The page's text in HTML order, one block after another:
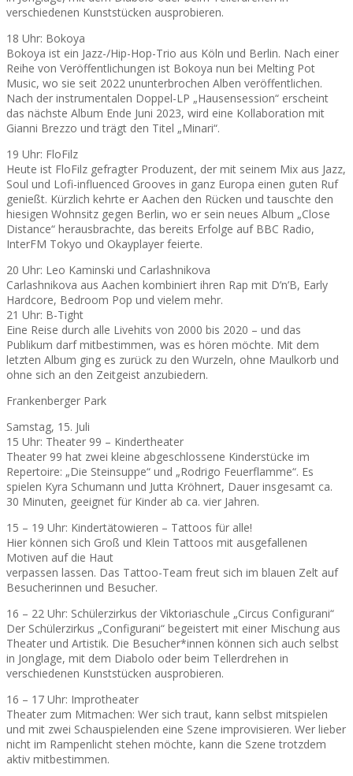
verschiedenen Kunststücken ausprobieren.
18 Uhr: Bokoya
Bokoya ist ein Jazz-/Hip-Hop-Trio aus Köln und Berlin. Nach einer
Reihe von Veröffentlichungen ist Bokoya nun bei Melting Pot
Music, wo sie seit 2022 ununterbrochen Alben veröffentlichen.
Nach der instrumentalen Doppel-LP „Hausensession“ erscheint
das nächste Album Ende Juni 2023, wird eine Kollaboration mit
Gianni Brezzo und trägt den Titel „Minari“.
19 Uhr: FloFilz
Heute ist FloFilz gefragter Produzent, der mit seinem Mix aus Jazz,
Soul und Lofi-influenced Grooves in ganz Europa einen guten Ruf
genießt. Kürzlich kehrte er Aachen den Rücken und tauschte den
hiesigen Wohnsitz gegen Berlin, wo er sein neues Album „Close
Distance“ herausbrachte, das bereits Erfolge auf BBC Radio,
InterFM Tokyo und Okayplayer feierte.
20 Uhr: Leo Kaminski und Carlashnikova
Carlashnikova aus Aachen kombiniert ihren Rap mit D’n’B, Early
Hardcore, Bedroom Pop und vielem mehr.
21 Uhr: B-Tight
Eine Reise durch alle Livehits von 2000 bis 2020 – und das
Publikum darf mitbestimmen, was es hören möchte. Mit dem
letzten Album ging es zurück zu den Wurzeln, ohne Maulkorb und
ohne sich an den Zeitgeist anzubiedern.
Frankenberger Park
Samstag, 15. Juli
15 Uhr: Theater 99 – Kindertheater
Theater 99 hat zwei kleine abgeschlossene Kinderstücke im
Repertoire: „Die Steinsuppe“ und „Rodrigo Feuerflamme“. Es
spielen Kyra Schumann und Jutta Kröhnert, Dauer insgesamt ca.
30 Minuten, geeignet für Kinder ab ca. vier Jahren.
15 – 19 Uhr: Kindertätowieren – Tattoos für alle!
Hier können sich Groß und Klein Tattoos mit ausgefallenen
Motiven auf die Haut
verpassen lassen. Das Tattoo-Team freut sich im blauen Zelt auf
Besucherinnen und Besucher.
16 – 22 Uhr: Schülerzirkus der Viktoriaschule „Circus Configurani“
Der Schülerzirkus „Configurani“ begeistert mit einer Mischung aus
Theater und Artistik. Die Besucher*innen können sich auch selbst
in Jonglage, mit dem Diabolo oder beim Tellerdrehen in
verschiedenen Kunststücken ausprobieren.
16 – 17 Uhr: Improtheater
Theater zum Mitmachen: Wer sich traut, kann selbst mitspielen
und mit zwei Schauspielenden eine Szene improvisieren. Wer lieber
nicht im Rampenlicht stehen möchte, kann die Szene trotzdem
aktiv mitbestimmen.